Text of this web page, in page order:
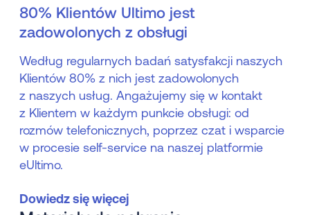
80% Klientów Ultimo jest
zadowolonych z obsługi
Według regularnych badań satysfakcji naszych
Klientów 80% z nich jest zadowolonych
z naszych usług. Angażujemy się w kontakt
z Klientem w każdym punkcie obsługi: od
rozmów telefonicznych, poprzez czat i wsparcie
w procesie self-service na naszej platformie
eUltimo.
Dowiedz się więcej